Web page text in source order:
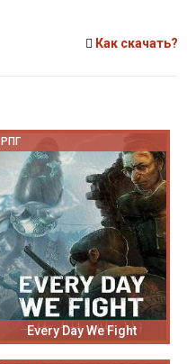
Как скачать?
РПГ
Every Day We Fight